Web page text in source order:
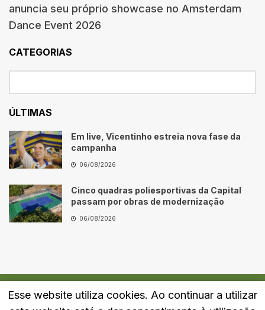
anuncia seu próprio showcase no Amsterdam
Dance Event 2026
CATEGORIAS
ÚLTIMAS
Em live, Vicentinho estreia nova fase da
campanha
06/08/2026
Cinco quadras poliesportivas da Capital
passam por obras de modernização
06/08/2026
Quem Somos Fale Conosco Política de Privacidade
Esse website utiliza cookies. Ao continuar a utilizar